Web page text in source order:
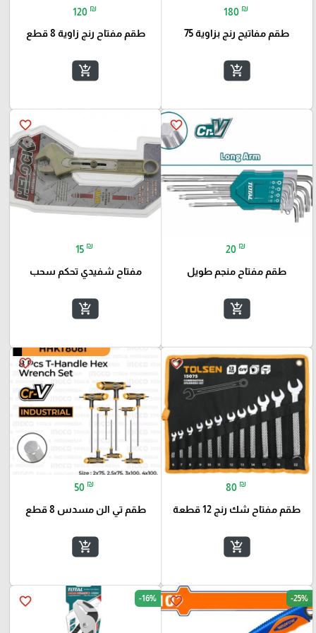
180 ₪
طقم مفاتيح رنج بزاوية 75
add_shopping_cart
120 ₪
طقم مفتاح رنج زاوية 8 قطع
add_shopping_cart
favorite_border
20 ₪
طقم مفتاح منجم طويل
add_shopping_cart
favorite_border
15 ₪
مفتاح شفيدي تحكم سحب
add_shopping_cart
favorite_border
80 ₪
طقم مفتاح شك رنج 12 قطعة
add_shopping_cart
favorite_border
50 ₪
طقم تي الن مسدس 8 قطع
add_shopping_cart
favorite_border -25%
favorite_border -16%